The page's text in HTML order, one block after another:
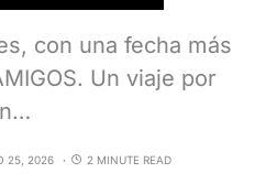
con una fecha más
Un viaje por
25, 2026 2 MINUTE READ